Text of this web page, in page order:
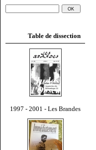
Table de dissection
1997 - 2001 - Les Brandes